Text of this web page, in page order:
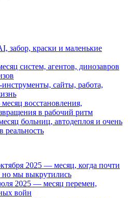
забор, краски и маленькие
систем, агентов, динозавров
сайты, работа,
восстановления,
в рабочий ритм
больниц, автодеплоя и очень
реальность
2025 — месяц, когда почти
но мы выкрутились
2025 — месяц перемен,
войн